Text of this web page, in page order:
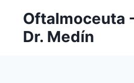
Oftalmoceuta
Dr. Medín